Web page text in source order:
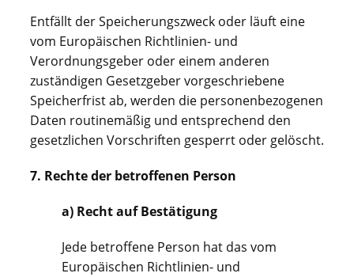
Entfällt der Speicherungszweck oder läuft eine
vom Europäischen Richtlinien- und
Verordnungsgeber oder einem anderen
zuständigen Gesetzgeber vorgeschriebene
Speicherfrist ab, werden die personenbezogenen
Daten routinemäßig und entsprechend den
gesetzlichen Vorschriften gesperrt oder gelöscht.
7. Rechte der betroffenen Person
a) Recht auf Bestätigung
Jede betroffene Person hat das vom
Europäischen Richtlinien- und